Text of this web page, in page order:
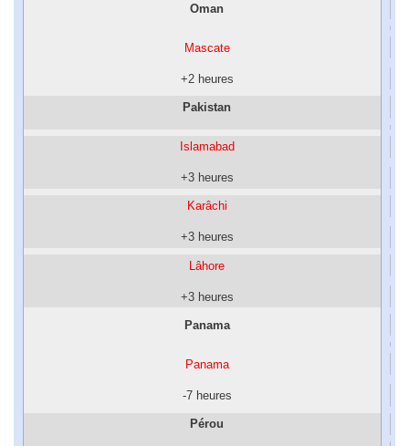
Oman
Mascate
+2 heures
Pakistan
Islamabad
+3 heures
Karâchi
+3 heures
Lâhore
+3 heures
Panama
Panama
-7 heures
Pérou